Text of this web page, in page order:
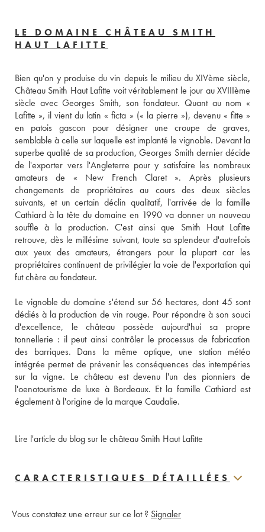
LE DOMAINE CHÂTEAU SMITH
HAUT LAFITTE
Bien qu'on y produise du vin depuis le milieu du XIVème siècle,
Château Smith Haut Lafitte voit véritablement le jour au XVIIIème
siècle avec Georges Smith, son fondateur. Quant au nom «
Lafitte », il vient du latin « ficta » (« la pierre »), devenu « fitte »
en patois gascon pour désigner une croupe de graves,
semblable à celle sur laquelle est implanté le vignoble. Devant la
superbe qualité de sa production, Georges Smith dernier décide
de l'exporter vers l'Angleterre pour y satisfaire les nombreux
amateurs de « New French Claret ». Après plusieurs
changements de propriétaires au cours des deux siècles
suivants, et un certain déclin qualitatif, l'arrivée de la famille
Cathiard à la tête du domaine en 1990 va donner un nouveau
souffle à la production. C'est ainsi que Smith Haut Lafitte
retrouve, dès le millésime suivant, toute sa splendeur d'autrefois
aux yeux des amateurs, étrangers pour la plupart car les
propriétaires continuent de privilégier la voie de l'exportation qui
fut chère au fondateur.
Le vignoble du domaine s'étend sur 56 hectares, dont 45 sont
dédiés à la production de vin rouge. Pour répondre à son souci
d'excellence, le château possède aujourd'hui sa propre
tonnellerie : il peut ainsi contrôler le processus de fabrication
des barriques. Dans la même optique, une station météo
intégrée permet de prévenir les conséquences des intempéries
sur la vigne. Le château est devenu l'un des pionniers de
l'oenotourisme de luxe à Bordeaux. Et la famille Cathiard est
également à l'origine de la marque Caudalie.
Lire l'article du blog sur le château Smith Haut Lafitte
CARACTERISTIQUES DÉTAILLÉES
Vous constatez une erreur sur ce lot ? Signaler